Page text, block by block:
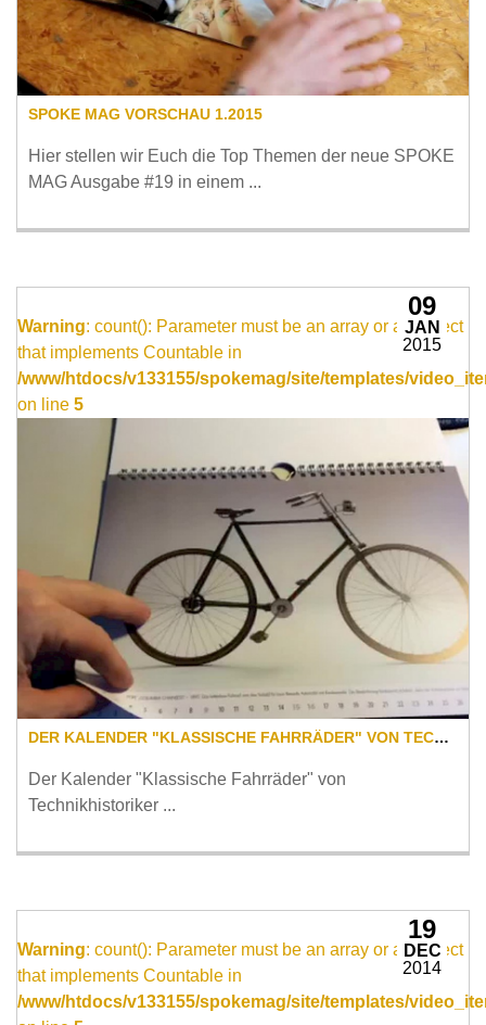
SPOKE MAG VORSCHAU 1.2015
Hier stellen wir Euch die Top Themen der neue SPOKE
MAG Ausgabe #19 in einem ...
Warning: count(): Parameter must be an array or an object
that implements Countable in
/www/htdocs/v133155/spokemag/site/templates/
on line 5
DER KALENDER "KLASSISCHE FAHRRÄDER" VON TECHNIKHISTORIKER HANS-ERHARD LESSING GEHT 2015 IN DIE ZWEITE RUNDE!
Der Kalender "Klassische Fahrräder" von
Technikhistoriker ...
09
JAN
2015
Warning: count(): Parameter must be an array or an object
that implements Countable in
/www/htdocs/v133155/spokemag/site/templates/
19
DEC
2014